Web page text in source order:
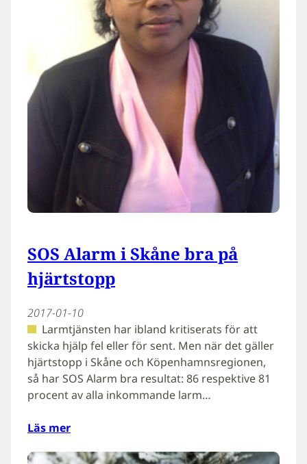
SOS Alarm i Skåne bra på
hjärtstopp
2017-01-10
Larmtjänsten har ibland kritiserats för att
skicka hjälp fel eller för sent. Men när det gäller
hjärtstopp i Skåne och Köpenhamnsregionen,
så har SOS Alarm bra resultat: 86 respektive 81
procent av alla inkommande larm…
Läs mer